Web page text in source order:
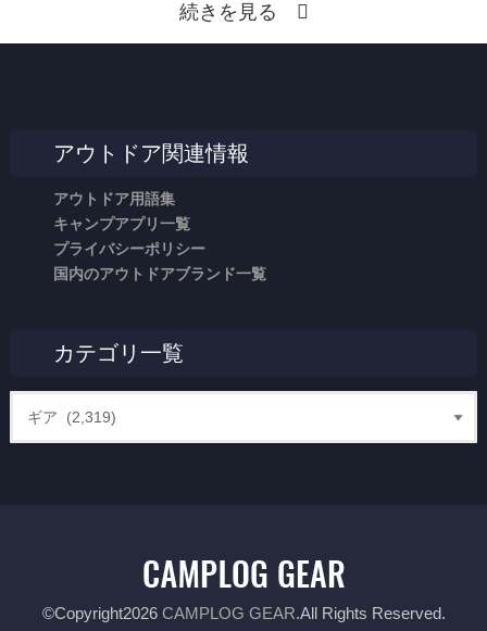
続きを見る
アウトドア関連情報
アウトドア用語集
キャンプアプリ一覧
プライバシーポリシー
国内のアウトドアブランド一覧
カテゴリ一覧
©Copyright2026 CAMPLOG GEAR.All Rights Reserved.